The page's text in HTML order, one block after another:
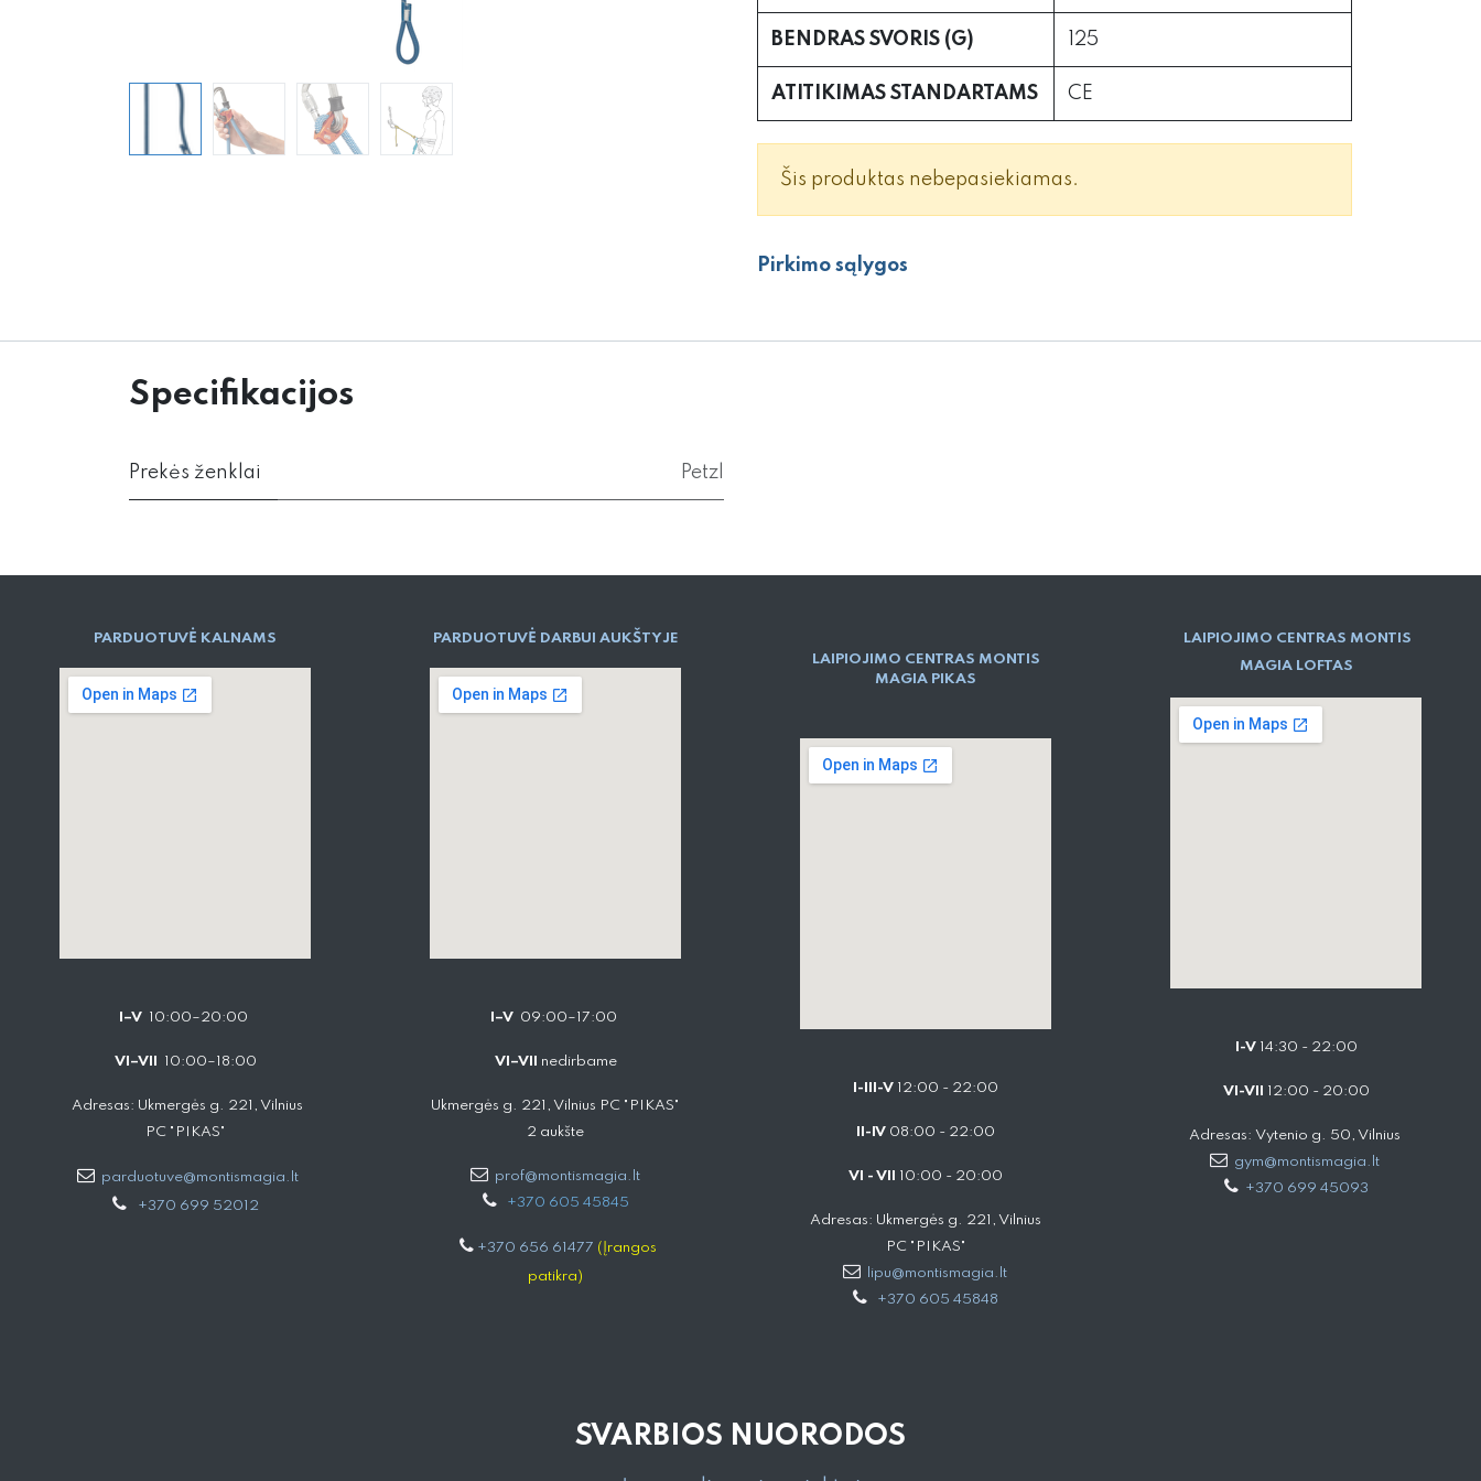
BENDRAS SVORIS (G) 125
ATITIKIMAS STANDARTAMS CE
Šis produktas nebepasiekiamas.
Pirkimo sąlygos
Specifikacijos
Prekės ženklai Petzl
PARD​UOTUVĖ​ KALNAMS
I–V 10:00–20:00
VI–VII 10:00–18:00
Adresas: Ukmergės g. 221, Vilnius
PC "PIKAS"
parduotuve@montismagia.lt
+370 699 52012
PARDUOTUVĖ DARBUI AUKŠTYJE
I–V 09:00–17:00
VI–VII nedirbame
Ukmergės g. 221, Vilnius PC "PIKAS"
2 aukšte
prof@montismagia.lt
+370 605 4584​5
+370 656 61477 (Įrangos
patikra)
LAIPIOJIMO CENTRAS MONTIS
MAGIA PIKAS
I-III-V 12:00 - 22:00
II-IV 08:00 - 22:00
VI - VII 10:00 - 20:00
Adresas: Ukmergės g. 221, Vilnius
PC "PIKAS"
lipu@montismagia.lt
+370 605 45848
LAIPIOJIMO CENTRAS MONTIS
MAGIA LOFTAS
I-V14:30 - 22:00
VI-VII 12:00 - 20:00
Adresas: Vytenio g. 50, Vilnius
gym@montismagia.lt
+370 699 45093
SVARBIOS NUORODOS